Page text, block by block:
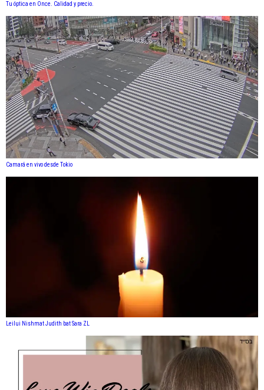
Tu óptica en Once. Calidad y precio.
Camará en vivo desde Tokio
Leilui Nishmat Judith bat Sara ZL